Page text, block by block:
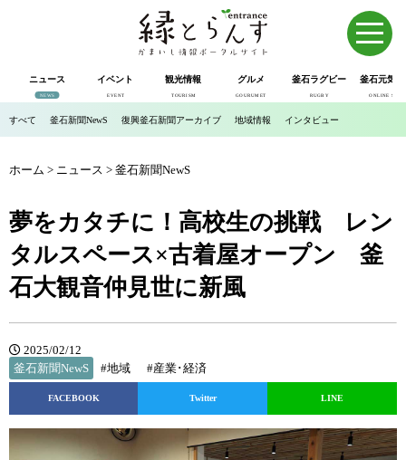
ニュース
NEWS
イベント
EVENT
観光情報
TOURISM
グルメ
GOURUMET
釜石ラグビー
RUGBY
釜石元気
ONLINE SHOP
すべて 釜石新聞NewS 復興釜石新聞アーカイブ 地域情報 インタビュー
ホーム > ニュース > 釜石新聞NewS
夢をカタチに！高校生の挑戦 レン
タルスペース×古着屋オープン 釜
石大観音仲見世に新風
2025/02/12
釜石新聞NewS
#地域 #産業･経済
FACEBOOK Twitter LINE